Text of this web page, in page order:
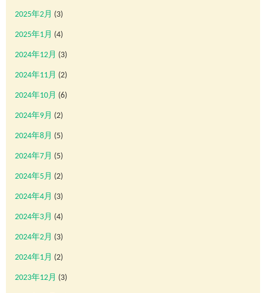
2025年2月 (3)
2025年1月 (4)
2024年12月 (3)
2024年11月 (2)
2024年10月 (6)
2024年9月 (2)
2024年8月 (5)
2024年7月 (5)
2024年5月 (2)
2024年4月 (3)
2024年3月 (4)
2024年2月 (3)
2024年1月 (2)
2023年12月 (3)